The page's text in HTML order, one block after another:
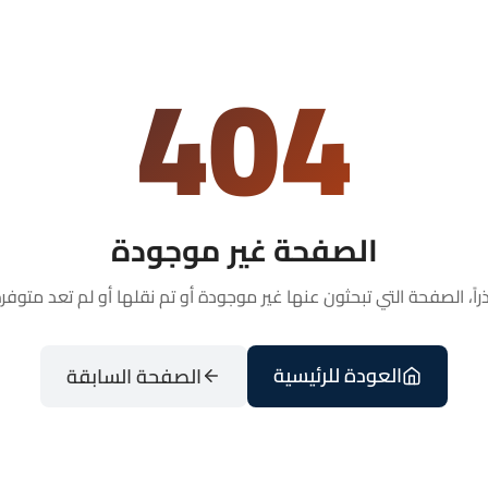
404
الصفحة غير موجودة
الصفحة التي تبحثون عنها غير موجودة أو تم نقلها أو لم تعد
العودة للرئيسية الصفحة السابقة